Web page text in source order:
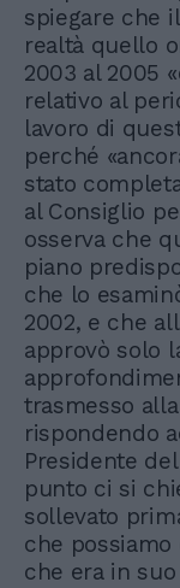
spiegare che
realtà quello
2003 al 2005
relativo al
lavoro di
perché
stato
al Consiglio
osserva che
piano
che lo
2002, e che
approvò solo
trasmesso
rispondendo
Presidente
punto ci si
sollevato
che possiamo
che era in suo